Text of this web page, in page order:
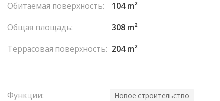
Обитаемая поверхность:
104 m²
Общая площадь:
308 m²
Террасовая поверхность: 204 m²
Функции: Новое строительство